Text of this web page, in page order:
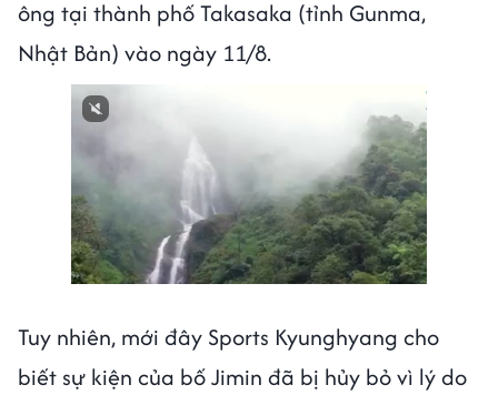
ông tại thành phố Takasaka (tỉnh Gunma,
Nhật Bản) vào ngày 11/8.
Tuy nhiên, mới đây Sports Kyunghyang cho
biết sự kiện của bố Jimin đã bị hủy bỏ vì lý do